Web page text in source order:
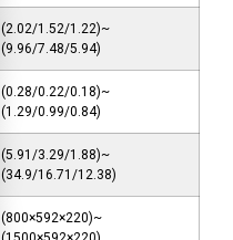
(2.02/1.52/1.22)~
(9.96/7.48/5.94)
(0.28/0.22/0.18)~
(1.29/0.99/0.84)
(5.91/3.29/1.88)~
(34.9/16.71/12.38)
(800×592×220)~